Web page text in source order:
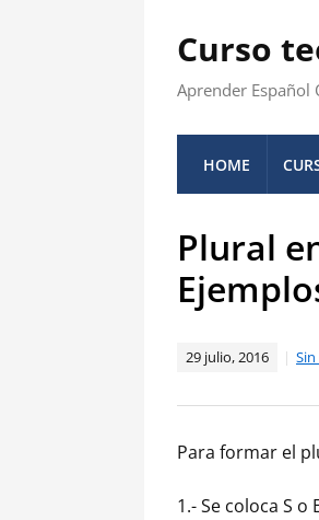
Curso
Aprender Español
HOME
Plural
29 julio, 2016
Para formar el
1.- Se coloca S